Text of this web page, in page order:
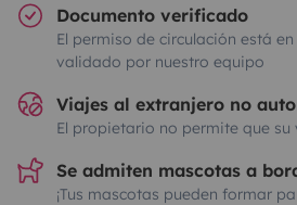
Documento verificado
El permiso de circulación está
validado por nuestro equipo
Viajes al extranjero no
El propietario no permite que su
Se admiten mascotas a
¡Tus mascotas pueden formar